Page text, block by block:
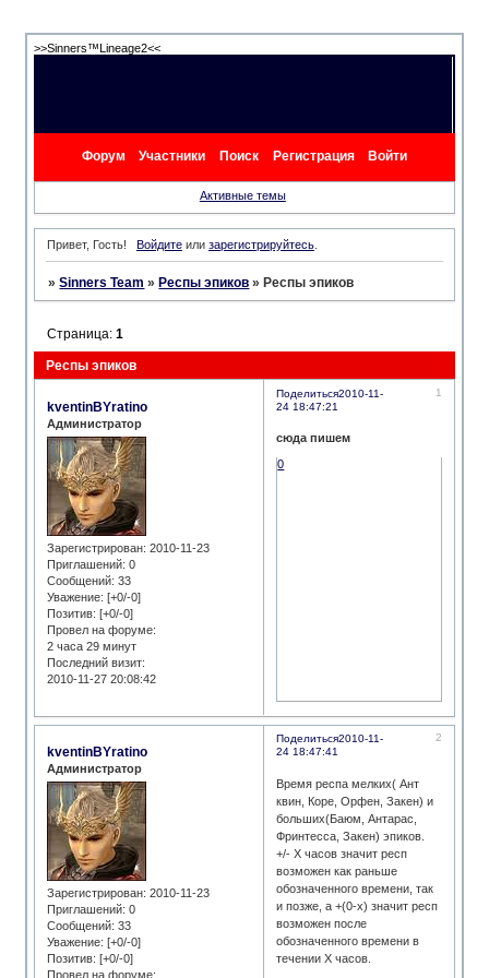
>>Sinners™Lineage2<<
Форум Участники Поиск Регистрация Войти
Активные темы
Привет, Гость! Войдитеили зарегистрируйтесь.
»Sinners Team »Респы эпиков »Респы эпиков
Респы эпиков
Страница:1
Поделиться 1
2010-11-
24 18:47:21
kventinBYratino
Администратор
Зарегистрирован: 2010-11-23
Приглашений: 0
Сообщений: 33
Уважение: [+0/-0]
Позитив: [+0/-0]
Провел на форуме:
2 часа 29 минут
Последний визит:
2010-11-27 20:08:42
сюда пишем
0
Поделиться 2
2010-11-
24 18:47:41
kventinBYratino
Администратор
Зарегистрирован: 2010-11-23
Приглашений: 0
Сообщений: 33
Уважение: [+0/-0]
Позитив: [+0/-0]
Провел на форуме:
Время респа мелких( Ант
квин, Коре, Орфен, Закен) и
больших(Баюм, Антарас,
Фринтесса, Закен) эпиков.
+/- Х часов значит респ
возможен как раньше
обозначенного времени, так
и позже, а +(0-х) значит респ
возможен после
обозначенного времени в
течении Х часов.